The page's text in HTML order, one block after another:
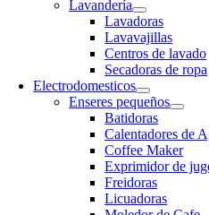
Lavandería
Lavadoras
Lavavajillas
Centros de lavado
Secadoras de ropa
Electrodomesticos
Enseres pequeños
Batidoras
Calentadores de
Coffee Maker
Exprimidor de
Freidoras
Licuadoras